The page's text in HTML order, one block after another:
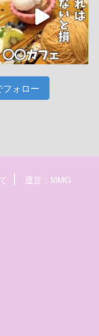
ォロー
運営：MMG